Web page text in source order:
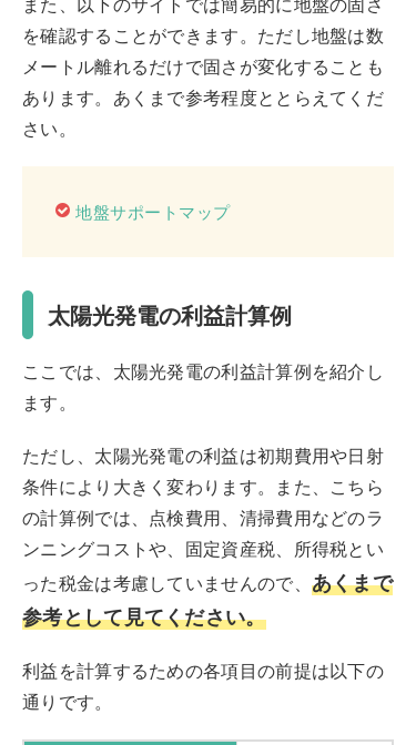
を確認することができます。ただし地盤は数
メートル離れるだけで固さが変化することも
あります。あくまで参考程度ととらえてくだ
さい。
地盤サポートマップ
太陽光発電の利益計算例
ここでは、太陽光発電の利益計算例を紹介し
ます。
ただし、太陽光発電の利益は初期費用や日射
条件により大きく変わります。また、こちら
の計算例では、点検費用、清掃費用などのラ
ンニングコストや、固定資産税、所得税とい
った税金は考慮していませんので、 あくまで
参考として見てください。
利益を計算するための各項目の前提は以下の
通りです。